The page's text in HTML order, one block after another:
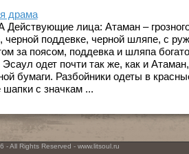
драма
лица: Атаман –
черной поддевке, черной шляпе, с
за поясом, поддевка и шляпа
Эсаул одет почти так же, как и
бумаги. Разбойники одеты в
с значкам ...
- All Rights Reserved - www.litsoul.ru